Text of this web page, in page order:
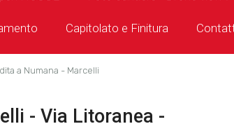
Capitolato e Finitura
a Numana - Marcelli
- Via Litoranea -